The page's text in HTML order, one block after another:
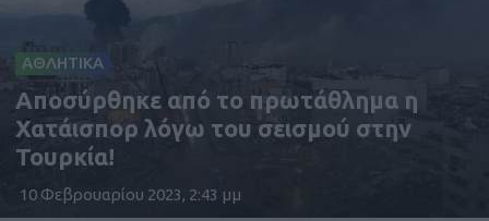
ΑΘΛΗΤΙΚΑ
Αποσύρθηκε από το πρωτάθλημα η
Χατάισπορ λόγω του σεισμού στην
Τουρκία!
10 Φεβρουαρίου 2023, 2:43 μμ